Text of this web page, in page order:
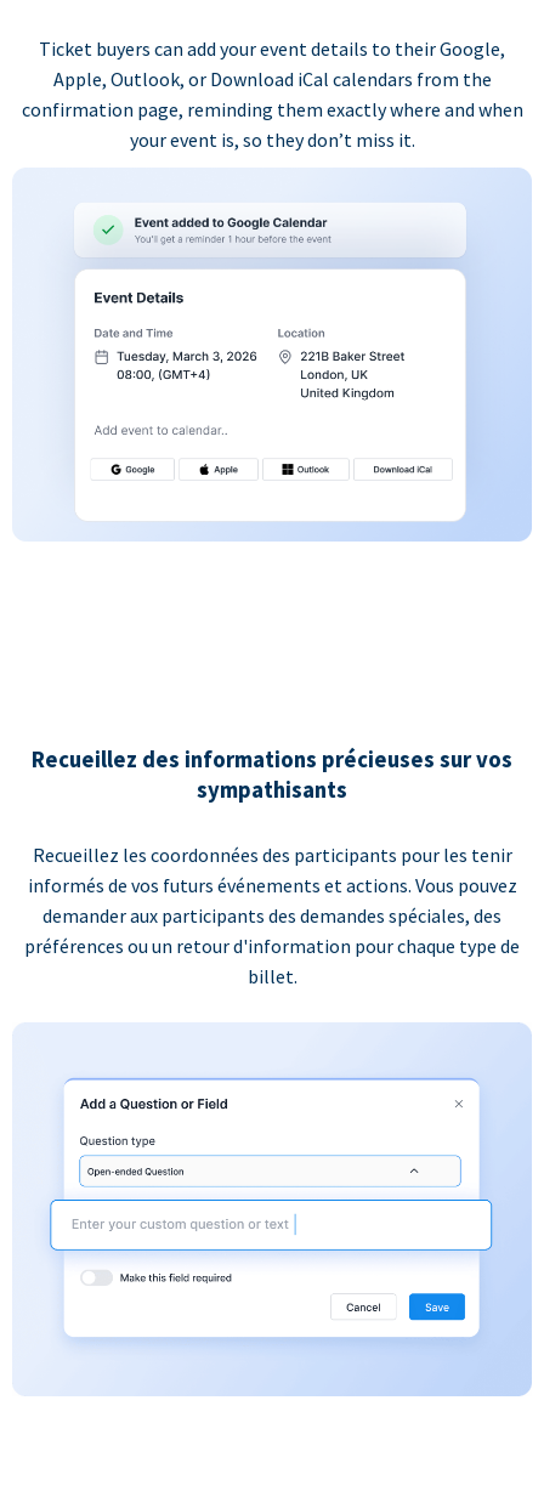
Ticket buyers can add your event details to their Google,
Apple, Outlook, or Download iCal calendars from the
confirmation page, reminding them exactly where and when
your event is, so they don’t miss it.
Recueillez des informations précieuses sur vos
sympathisants
Recueillez les coordonnées des participants pour les tenir
informés de vos futurs événements et actions. Vous pouvez
demander aux participants des demandes spéciales, des
préférences ou un retour d'information pour chaque type de
billet.